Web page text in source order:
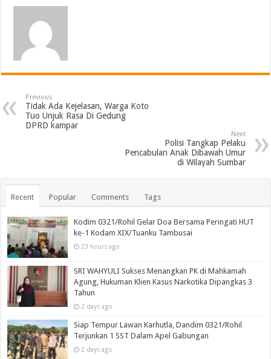
Previous
Tidak Ada Kejelasan, Warga Koto
Tuo Unjuk Rasa Di Gedung
DPRD kampar
Next
Polisi Tangkap Pelaku
Pencabulan Anak Dibawah Umur
di Wilayah Sumbar
Recent Popular Comments Tags
Kodim 0321/Rohil Gelar Doa Bersama Peringati HUT
ke-1 Kodam XIX/Tuanku Tambusai
23 hours ago
SRI WAHYULI Sukses Menangkan PK di Mahkamah
Agung, Hukuman Klien Kasus Narkotika Dipangkas 3
Tahun
2 days ago
Siap Tempur Lawan Karhutla, Dandim 0321/Rohil
Terjunkan 1 SST Dalam Apel Gabungan
2 days ago